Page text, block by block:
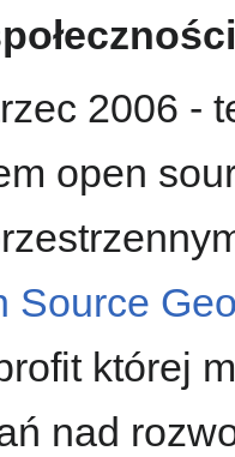
2006 -
open
Source
której
nad